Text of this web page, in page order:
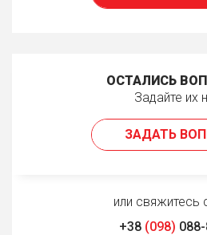
ОСТАЛИСЬ
Задайте их
ЗАДАТЬ
или свяжитесь
+38 (098)